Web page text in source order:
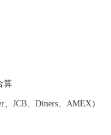
岡
れています。 豊富な天
町の本わさびは、自慢
算
JCB、Diners、AMEX）